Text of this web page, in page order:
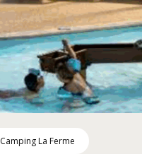
Camping La Ferme